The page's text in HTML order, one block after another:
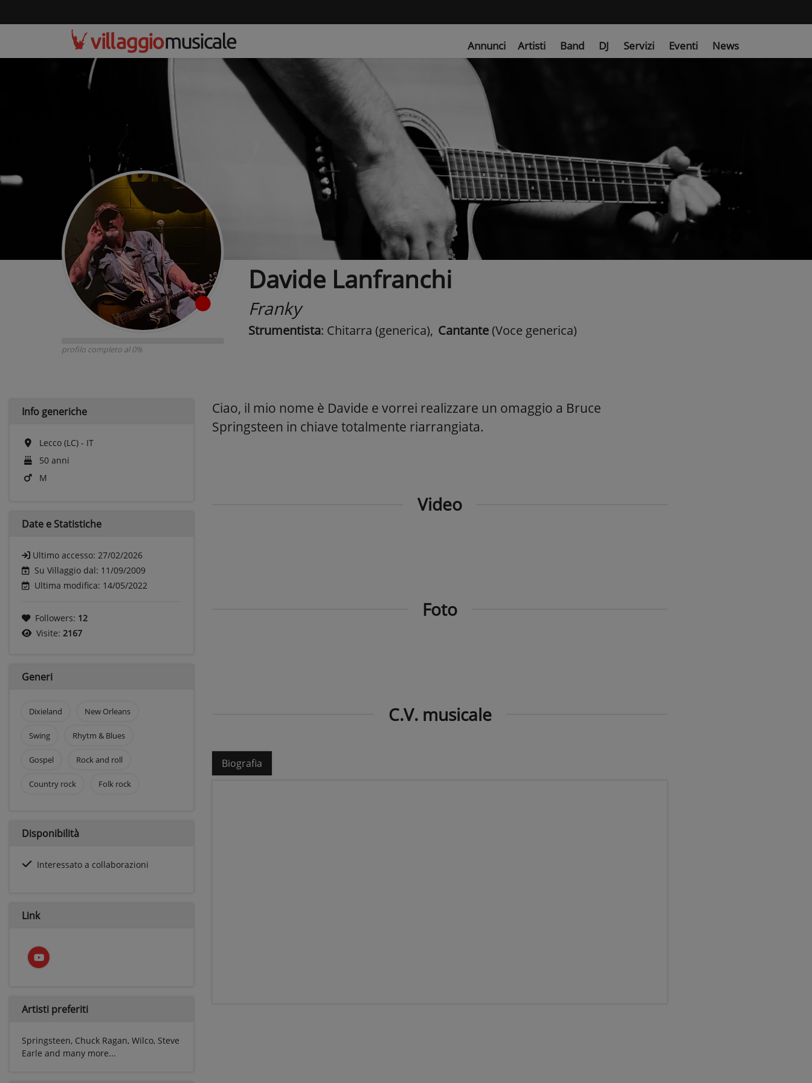
Annunci Artisti Band DJ Servizi Eventi News
profilo completo al 0%
Davide Lanfranchi
Franky
Strumentista: Chitarra (generica), Cantante (Voce generica)
Info generiche
Lecco (LC) - IT
50 anni
M
Date e Statistiche
Ultimo accesso: 27/02/2026
Su Villaggio dal: 11/09/2009
Ultima modifica: 14/05/2022
Followers: 12
Visite: 2167
Generi
Dixieland New Orleans
Swing Rhytm & Blues
Gospel Rock and roll
Country rock Folk rock
Disponibilità
Interessato a collaborazioni
Link
Artisti preferiti
Springsteen, Chuck Ragan, Wilco, Steve
Earle and many more...
Ciao, il mio nome è Davide e vorrei realizzare un omaggio a Bruce
Springsteen in chiave totalmente riarrangiata.
Video
Foto
C.V. musicale
Biografia